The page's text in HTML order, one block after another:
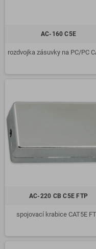
AC-160 C5E
rozdvojka zásuvky na PC/PC
AC-220 CB C5E FTP
spojovací krabice CAT5E